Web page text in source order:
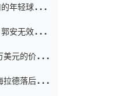
年轻球员在
安无效传球
美元的价格
拉德落后6球